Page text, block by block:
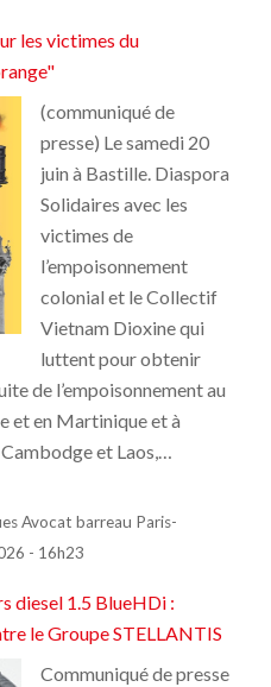
les victimes du
(communiqué de
presse) Le samedi 20
juin à Bastille. Diaspora
Solidaires avec les
victimes de
l’empoisonnement
colonial et le Collectif
Vietnam Dioxine qui
luttent pour obtenir
de l’empoisonnement au
et en Martinique et à
et Laos,…
Avocat barreau Paris-
- 16h23
diesel 1.5 BlueHDi :
le Groupe STELLANTIS
Communiqué de presse